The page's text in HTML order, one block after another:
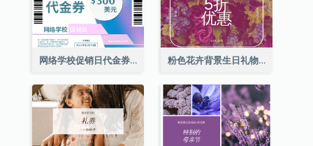
网络学校促销日代金券 粉色花卉背景生日礼物卡